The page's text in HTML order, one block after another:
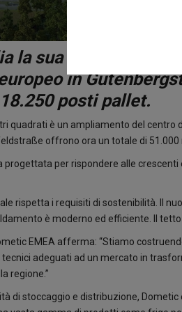
la sua capacità
in
posti pallet.
quadrati è un ampliamento del
offrono ora un totale di
progettata per rispondere alle
rispetta i requisiti di sostenibilità. Il
è moderno ed efficiente. Il
EMEA afferma: “Stiamo
adeguati ad un mercato in
regione.”
di stoccaggio e distribuzione,